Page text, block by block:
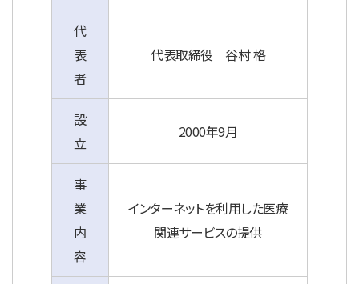
代
表
者
代表取締役 谷村 格
設
立
2000年9月
事
業
内
容
インターネットを利用した医療
関連サービスの提供